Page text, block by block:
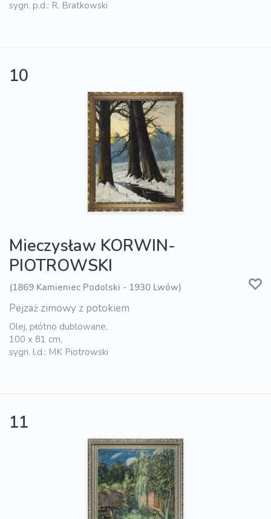
sygn. p.d.: R. Bratkowski
10
Mieczysław KORWIN-
PIOTROWSKI
(1869 Kamieniec Podolski - 1930 Lwów)
Pejzaż zimowy z potokiem
Olej, płótno dublowane,
100 x 81 cm,
sygn. l.d.: MK Piotrowski
11